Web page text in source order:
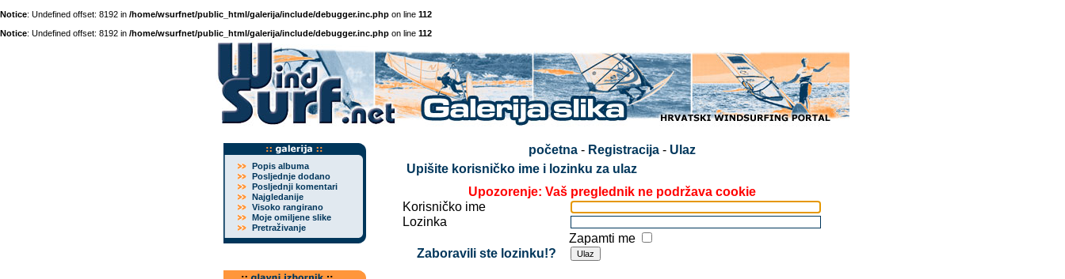
Notice: Undefined offset: 8192 in /home/wsurfnet/public_html/galerija/include/debugger.inc.php on line 112
Notice: Undefined offset: 8192 in /home/wsurfnet/public_html/galerija/include/debugger.inc.php on line 112
Popis albuma
Posljednje dodano
Posljednji komentari
Najgledanije
Visoko rangirano
Moje omiljene slike
Pretraživanje
početna- Registracija- Ulaz
Upišite korisničko ime i lozinku za ulaz
Upozorenje: Vaš preglednik ne podržava cookie
Korisničko ime
Lozinka
Zapamti me
Zaboravili ste lozinku!?